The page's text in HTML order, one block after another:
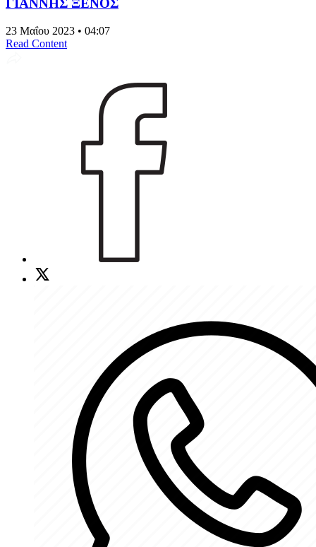
ΓΙΑΝΝΗΣ ΞΕΝΟΣ
23 Μαΐου 2023 • 04:07
Read Content